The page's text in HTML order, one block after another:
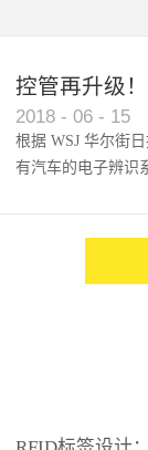
控管再升级
架构辨识系统
2018 - 06 - 15
根据 WSJ 华尔街
有汽车的电子辨识